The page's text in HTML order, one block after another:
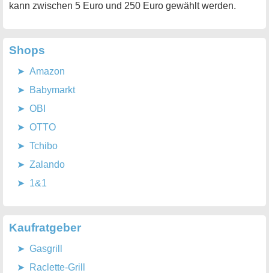
kann zwischen 5 Euro und 250 Euro gewählt werden.
Shops
Amazon
Babymarkt
OBI
OTTO
Tchibo
Zalando
1&1
Kaufratgeber
Gasgrill
Raclette-Grill